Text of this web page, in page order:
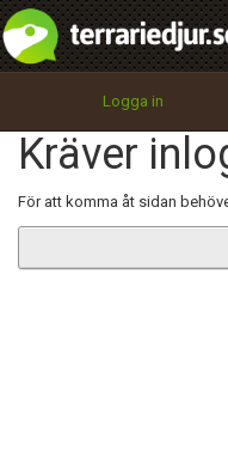
Logga in
Kräver
För att komma åt sidan
integritetspolicy
Namn:
Epost:
Begär nytt lösenord